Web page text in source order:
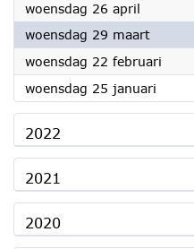
woensdag 26 april
woensdag 29 maart2023
woensdag 22 februari
woensdag 25 januari
2022
2021
2020